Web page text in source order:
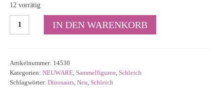
12 vorrätig
Velociraptor
IN DEN WARENKORB
Artikelnummer: 14530
Kategorien: NEUWARE Sammelfiguren Schleich
Schlagwörter: Dinosaurs Neu Schleich